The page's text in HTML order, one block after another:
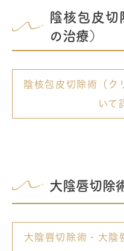
陰核包皮切
の治療）
陰核包皮切除術（ク
いて
大陰唇切除
大陰唇切除術・大陰